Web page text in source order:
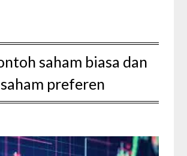
saham biasa dan
saham preferen